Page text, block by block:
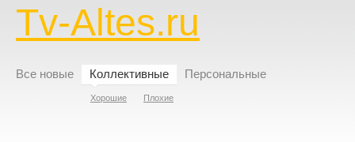
Tv-Altes.ru
Все новые Коллективные
Хорошие Плохие
Персональные